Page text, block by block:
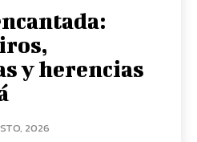
y herencias
2026